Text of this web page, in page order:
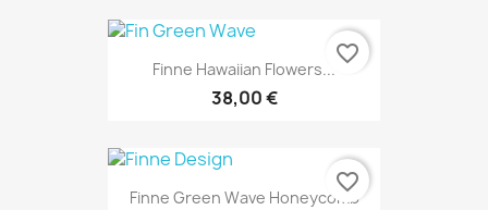
Finne Hawaiian Flowers...
38,00 €
favorite_border
Finne Green Wave Honeycomb
favorite_border